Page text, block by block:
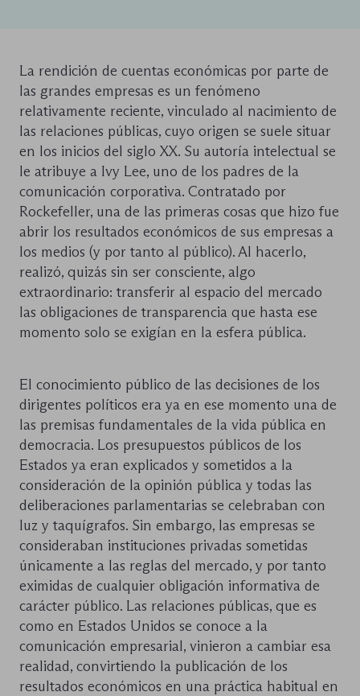
La rendición de cuentas económicas por parte de
las grandes empresas es un fenómeno
relativamente reciente, vinculado al nacimiento de
las relaciones públicas, cuyo origen se suele situar
en los inicios del siglo XX. Su autoría intelectual se
le atribuye a Ivy Lee, uno de los padres de la
comunicación corporativa. Contratado por
Rockefeller, una de las primeras cosas que hizo fue
abrir los resultados económicos de sus empresas a
los medios (y por tanto al público). Al hacerlo,
realizó, quizás sin ser consciente, algo
extraordinario: transferir al espacio del mercado
las obligaciones de transparencia que hasta ese
momento solo se exigían en la esfera pública.
El conocimiento público de las decisiones de los
dirigentes políticos era ya en ese momento una de
las premisas fundamentales de la vida pública en
democracia. Los presupuestos públicos de los
Estados ya eran explicados y sometidos a la
consideración de la opinión pública y todas las
deliberaciones parlamentarias se celebraban con
luz y taquígrafos. Sin embargo, las empresas se
consideraban instituciones privadas sometidas
únicamente a las reglas del mercado, y por tanto
eximidas de cualquier obligación informativa de
carácter público. Las relaciones públicas, que es
como en Estados Unidos se conoce a la
comunicación empresarial, vinieron a cambiar esa
realidad, convirtiendo la publicación de los
resultados económicos en una práctica habitual en